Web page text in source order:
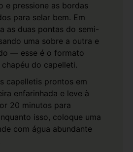
e pressione as bordas
para selar bem. Em
as duas pontas do semi-
uma sobre a outra e
— esse é o formato
do capelleti.
capelletis prontos em
enfarinhada e leve à
20 minutos para
isso, coloque uma
com água abundante